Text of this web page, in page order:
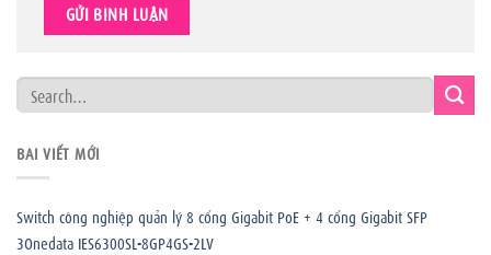
BÀI VIẾT MỚI
Switch công nghiệp quản lý 8 cổng Gigabit PoE + 4 cổng Gigabit SFP
3Onedata IES6300SL-8GP4GS-2LV